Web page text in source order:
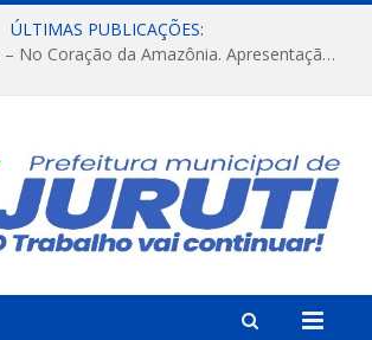
ÚLTIMAS PUBLICAÇÕES:
FESTRIBAL 2026 – No Coração da Amazônia. Apresentação da Munduruku.